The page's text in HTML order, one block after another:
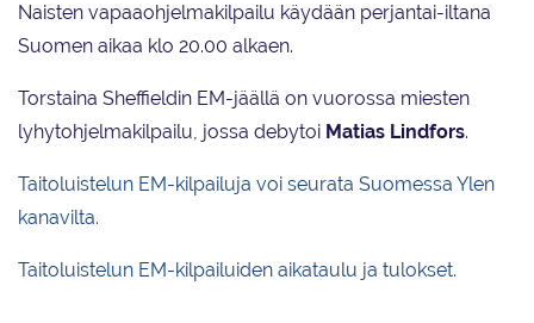
Naisten vapaaohjelmakilpailu käydään perjantai-iltana
Suomen aikaa klo 20.00 alkaen.
Torstaina Sheffieldin EM-jäällä on vuorossa miesten
lyhytohjelmakilpailu, jossa debytoi Matias Lindfors.
Taitoluistelun EM-kilpailuja voi seurata Suomessa Ylen
kanavilta.
Taitoluistelun EM-kilpailuiden aikataulu ja tulokset.